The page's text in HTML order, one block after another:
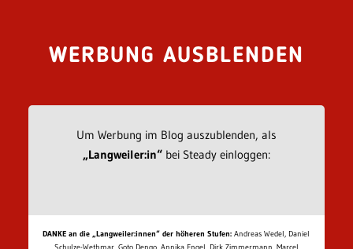
WERBUNG AUSBLENDEN
Um Werbung im Blog auszublenden, als
„Langweiler:in“bei Steady einloggen:
DANKE an die „Langweiler:innen“ der höheren Stufen: Andreas Wedel, Daniel